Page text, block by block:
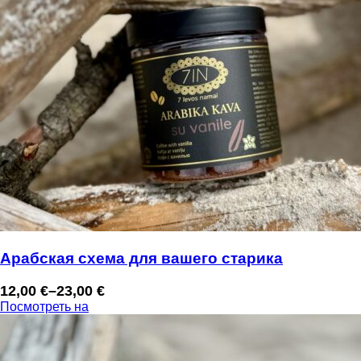
Арабская схема для вашего старика
12,00 €–23,00 €
Диапазон
цен:
12,00 €
–
Посмотреть на